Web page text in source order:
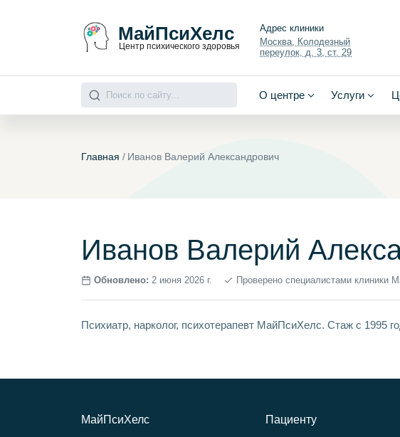
МайПсиХелс
Центр психического здоровья
Адрес клиники
Москва, Колодезный
переулок, д. 3, ст. 29
О центре Услуги
Главная / Иванов Валерий Александрович
Иванов Валерий
Обновлено: 2 июня 2026 г. Проверено специалистами клиники
Психиатр, нарколог, психотерапевт МайПсиХелс. Стаж с 1995
МайПсиХелс Пациенту